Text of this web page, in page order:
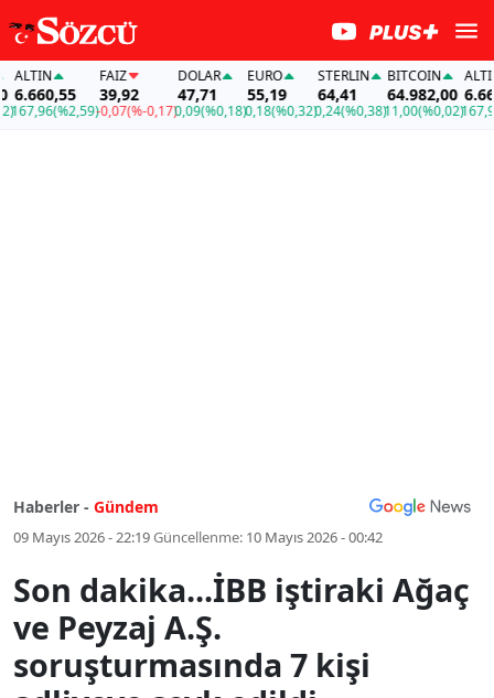
(%2,59)
FAİZ
39,92
-0,07(%-0,17)
DOLAR
47,71
0,09(%0,18)
EURO
55,19
0,18(%0,32)
STERLIN
64,41
0,24(%0,38)
BITCOIN
64.982,00
11,00(%0,02)
ALTIN
167,96
Haberler - Gündem
09 Mayıs 2026 - 22:19Güncellenme: 10 Mayıs 2026 - 00:42
Son dakika...İBB iştiraki Ağaç
ve Peyzaj A.Ş.
soruşturmasında 7 kişi